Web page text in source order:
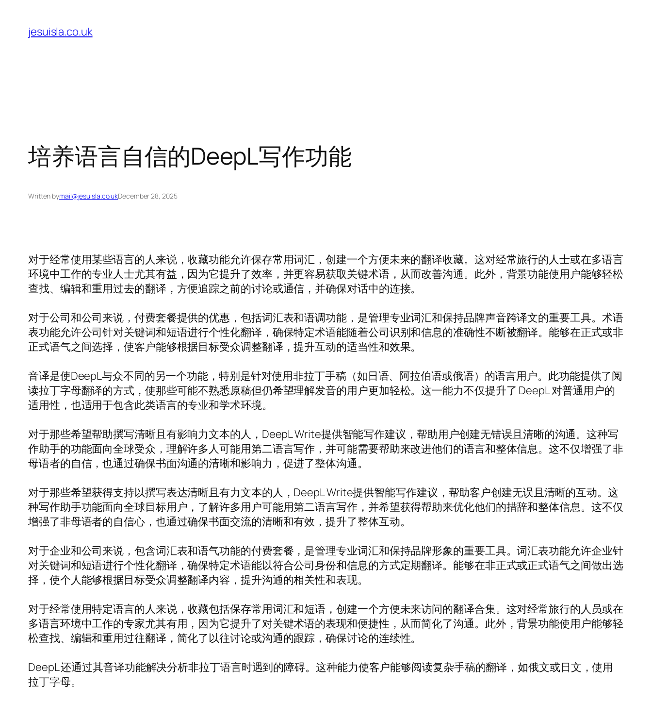
content
jesuisla.co.uk
培养语言自信的DeepL写作功能
Written bymail@jesuisla.co.ukDecember 28, 2025
对于经常使用某些语言的人来说，收藏功能允许保存常用词汇，创建一个方便未来的翻译收藏。这对经常旅行的人士或在多语言
环境中工作的专业人士尤其有益，因为它提升了效率，并更容易获取关键术语，从而改善沟通。此外，背景功能使用户能够轻松
查找、编辑和重用过去的翻译，方便追踪之前的讨论或通信，并确保对话中的连接。
对于公司和公司来说，付费套餐提供的优惠，包括词汇表和语调功能，是管理专业词汇和保持品牌声音跨译文的重要工具。术语
表功能允许公司针对关键词和短语进行个性化翻译，确保特定术语能随着公司识别和信息的准确性不断被翻译。能够在正式或非
正式语气之间选择，使客户能够根据目标受众调整翻译，提升互动的适当性和效果。
音译是使DeepL与众不同的另一个功能，特别是针对使用非拉丁手稿（如日语、阿拉伯语或俄语）的语言用户。此功能提供了阅
读拉丁字母翻译的方式，使那些可能不熟悉原稿但仍希望理解发音的用户更加轻松。这一能力不仅提升了 DeepL 对普通用户的
适用性，也适用于包含此类语言的专业和学术环境。
对于那些希望帮助撰写清晰且有影响力文本的人，DeepL Write提供智能写作建议，帮助用户创建无错误且清晰的沟通。这种写
作助手的功能面向全球受众，理解许多人可能用第二语言写作，并可能需要帮助来改进他们的语言和整体信息。这不仅增强了非
母语者的自信，也通过确保书面沟通的清晰和影响力，促进了整体沟通。
对于那些希望获得支持以撰写表达清晰且有力文本的人，DeepL Write提供智能写作建议，帮助客户创建无误且清晰的互动。这
种写作助手功能面向全球目标用户，了解许多用户可能用第二语言写作，并希望获得帮助来优化他们的措辞和整体信息。这不仅
增强了非母语者的自信心，也通过确保书面交流的清晰和有效，提升了整体互动。
对于企业和公司来说，包含词汇表和语气功能的付费套餐，是管理专业词汇和保持品牌形象的重要工具。词汇表功能允许企业针
对关键词和短语进行个性化翻译，确保特定术语能以符合公司身份和信息的方式定期翻译。能够在非正式或正式语气之间做出选
择，使个人能够根据目标受众调整翻译内容，提升沟通的相关性和表现。
对于经常使用特定语言的人来说，收藏包括保存常用词汇和短语，创建一个方便未来访问的翻译合集。这对经常旅行的人员或在
多语言环境中工作的专家尤其有用，因为它提升了对关键术语的表现和便捷性，从而简化了沟通。此外，背景功能使用户能够轻
松查找、编辑和重用过往翻译，简化了以往讨论或沟通的跟踪，确保讨论的连续性。
DeepL 还通过其音译功能解决分析非拉丁语言时遇到的障碍。这种能力使客户能够阅读复杂手稿的翻译，如俄文或日文，使用
拉丁字母。